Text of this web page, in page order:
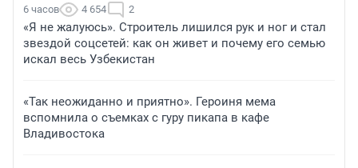
6 часов 4 654 2
«Я не жалуюсь». Строитель лишился рук и ног и стал
звездой соцсетей: как он живет и почему его семью
искал весь Узбекистан
«Так неожиданно и приятно». Героиня мема
вспомнила о съемках с гуру пикапа в кафе
Владивостока